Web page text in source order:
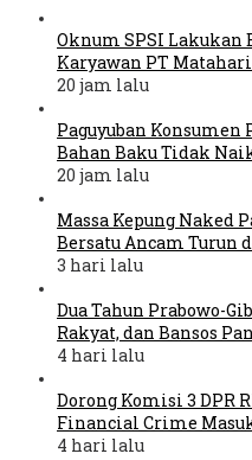
Oknum SPSI Lakukan
Karyawan PT
20 jam lalu
Paguyuban
Bahan Baku Tidak
20 jam lalu
Massa Kepung Naked
Bersatu Ancam Turun
3 hari lalu
Dua Tahun Prabowo-
Rakyat, dan Bansos
4 hari lalu
Dorong Komisi 3 DPR
Financial Crime
4 hari lalu